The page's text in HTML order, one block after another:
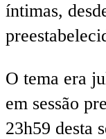
íntimas,
O tema era
em sessão
23h59 desta